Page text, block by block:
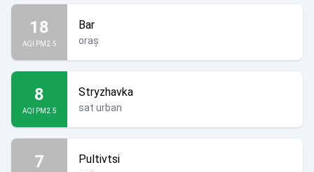
18
AQI PM2.5
Bar
oraș
8
AQI PM2.5
Stryzhavka
sat urban
7 Pultivtsi